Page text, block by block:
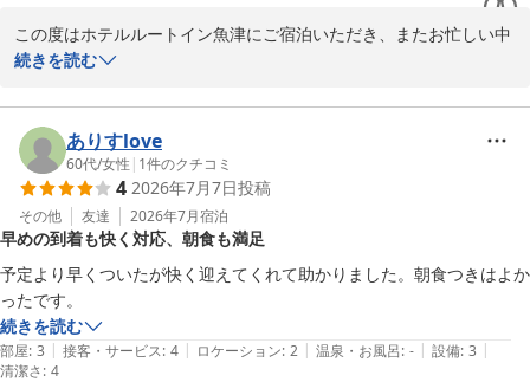
ホテルルートイン魚津
2026-07-11
この度はホテルルートイン魚津にご宿泊いただき、またお忙しい中
ご寄稿賜りまして誠にありがとうございます。
ッフ一同喜ばしい限りでございます。
またホテル設備につきまして、此度のご利用の際にはご不便をおか
けしまして大変申し訳ございませんでした。お客様よりいただいた
貴重なご意見を参考に、より良いサービスを提供できるように精進
して参りますので、ぜひまたルートイン魚津をご利用くださいま
せ。
フロント　山口
ホテルルートイン魚津
2026-06-08
続きを読む
ありすlove
60代/女性 | 1件のクチコミ
4 2026年7月7日投稿
その他 友達 2026年7月宿泊
早めの到着も快く対応、朝食も満足
予定より早くついたが快く迎えてくれて助かりました。朝食つきはよか
ったです。
続きを読む
部屋: 3 | 接客・サービス: 4 | ロケーション: 2 | 温泉・お風呂: - | 設備: 3 |
清潔さ: 4